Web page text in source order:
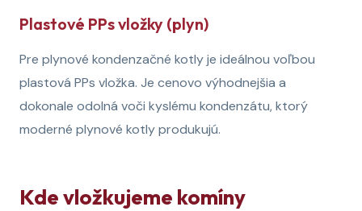
Plastové PPs vložky (plyn)
Pre plynové kondenzačné kotly je ideálnou voľbou
plastová PPs vložka. Je cenovo výhodnejšia a
dokonale odolná voči kyslému kondenzátu, ktorý
moderné plynové kotly produkujú.
Kde vložkujeme komíny